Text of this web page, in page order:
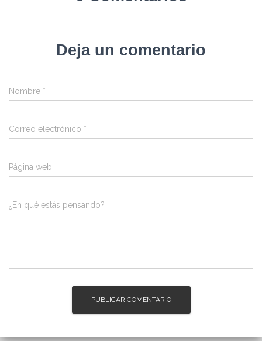
Deja un comentario
Nombre *
Correo electrónico *
Página web
¿En qué estás pensando?